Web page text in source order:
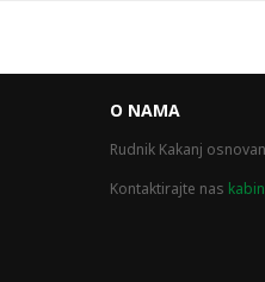
O NAMA
Rudnik Kakanj
Kontaktirajte nas